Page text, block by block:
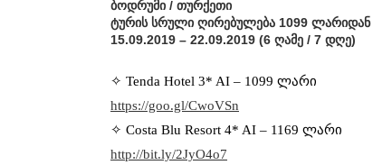
ბოდრუმი / თურქეთი
ტურის სრული ღირებულება 1099 ლარიდან
15.09.2019 – 22.09.2019 (6 ღამე / 7 დღე)
✧ Tenda Hotel 3* AI – 1099 ლარი
https://goo.gl/CwoVSn
✧ Costa Blu Resort 4* AI – 1169 ლარი
http://bit.ly/2JyO4o7